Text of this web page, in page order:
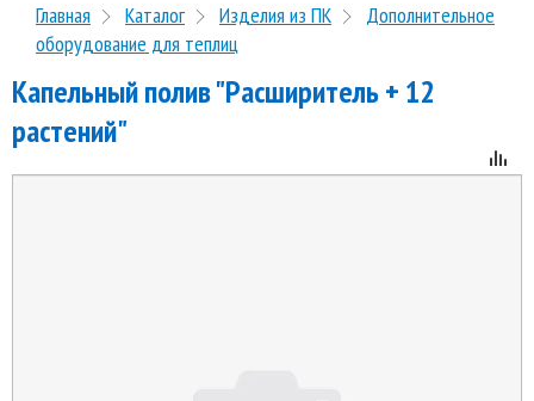
Главная Каталог Изделия из ПК
Дополнительное
оборудование для теплиц
Капельный полив "Расширитель + 12
растений"